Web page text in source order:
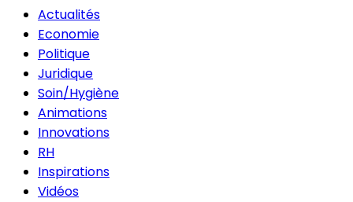
Actualités
Economie
Politique
Juridique
Soin/Hygiène
Animations
Innovations
RH
Inspirations
Vidéos